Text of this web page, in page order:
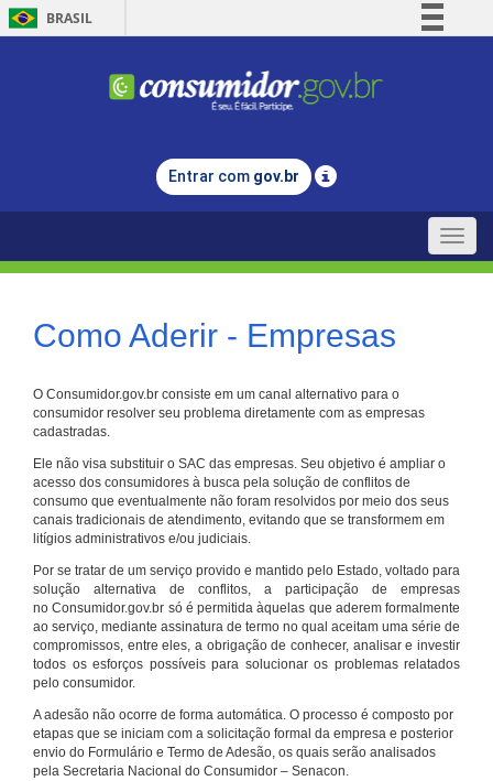
BRASIL
Comunica BR
Legislação
Entrar com gov.br
Toggle
Como Aderir - Empresas
O Consumidor.gov.br consiste em um canal alternativo para o
consumidor resolver seu problema diretamente com as empresas
cadastradas.
Ele não visa substituir o SAC das empresas. Seu objetivo é ampliar o
acesso dos consumidores à busca pela solução de conflitos de
consumo que eventualmente não foram resolvidos por meio dos seus
canais tradicionais de atendimento, evitando que se transformem em
litígios administrativos e/ou judiciais.
Por se tratar de um serviço provido e mantido pelo Estado, voltado para
solução alternativa de conflitos, a participação de empresas
no Consumidor.gov.br só é permitida àquelas que aderem formalmente
ao serviço, mediante assinatura de termo no qual aceitam uma série de
compromissos, entre eles, a obrigação de conhecer, analisar e investir
todos os esforços possíveis para solucionar os problemas relatados
pelo consumidor.
A adesão não ocorre de forma automática. O processo é composto por
etapas que se iniciam com a solicitação formal da empresa e posterior
envio do Formulário e Termo de Adesão, os quais serão analisados
pela Secretaria Nacional do Consumidor – Senacon.